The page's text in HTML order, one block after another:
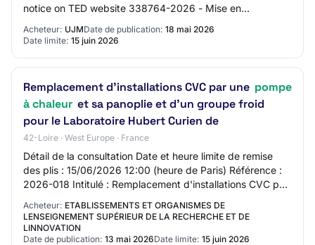
notice on TED website 338764-2026 - Mise en
concurre…
Acheteur: UJMDate de publication: 18 mai 2026
Date limite: 15 juin 2026
Remplacement d'installations CVC par une pompe
à chaleur et sa panoplie et d'un groupe froid
pour le Laboratoire Hubert Curien de
42-Loire · West Europe · France
Détail de la consultation Date et heure limite de remise
des plis : 15/06/2026 12:00 (heure de Paris) Référence :
2026-018 Intitulé : Remplacement d'installations CVC par
Acheteur: ETABLISSEMENTS ET ORGANISMES DE
LENSEIGNEMENT SUPÉRIEUR DE LA RECHERCHE ET DE
LINNOVATION
Date de publication: 13 mai 2026Date limite: 15 juin 2026